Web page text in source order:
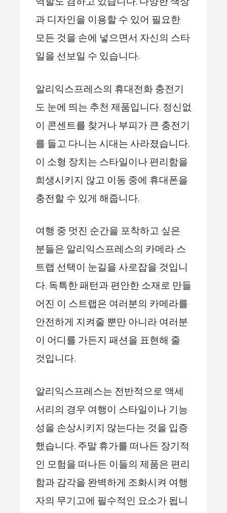
과 디자인을 이용할 수 있어 필요한
모든 것을 손에 넣으면서 자신의 스타
일을 선보일 수 있습니다.
알리익스프레스의 휴대전화 충전기
도 눈에 띄는 추천 제품입니다. 정신없
이 콘센트를 찾거나 부피가 큰 충전기
를 들고 다니는 시대는 사라졌습니다.
이 소형 장치는 스타일이나 편리함을
희생시키지 않고 이동 중에 휴대폰을
충전할 수 있게 해줍니다.
여행 중 멋진 순간을 포착하고 싶은
분들은 알리익스프레스의 카메라 스
트랩 선택이 눈길을 사로잡을 것입니
다. 독특한 패턴과 편안한 소재로 만들
어진 이 스트랩은 여러분의 카메라를
안전하게 지켜줄 뿐만 아니라 여러분
이 어디를 가든지 패션을 표현해 줄
것입니다.
알리익스프레스는 전반적으로 액세
서리의 경우 여행이 스타일이나 기능
성을 손상시키지 않는다는 것을 입증
했습니다. 주말 휴가를 떠나든 장기적
인 모험을 떠나든 이들의 제품은 편리
함과 감각을 완벽하게 조화시켜 여행
자의 무기고에 필수적인 요소가 됩니